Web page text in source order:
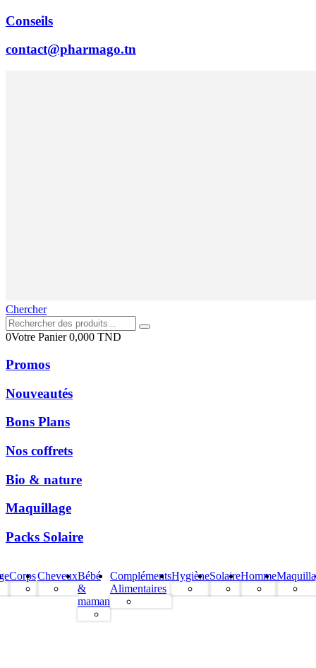
Conseils
contact@pharmago.tn
Chercher
0Votre Panier0,000 TND
Promos
Nouveautés
Bons Plans
Nos coffrets
Bio & nature
Maquillage
Packs Solaire
CorpsCheveuxBébé
&
maman
Compléments
Alimentaires
HygièneSolaireHomme